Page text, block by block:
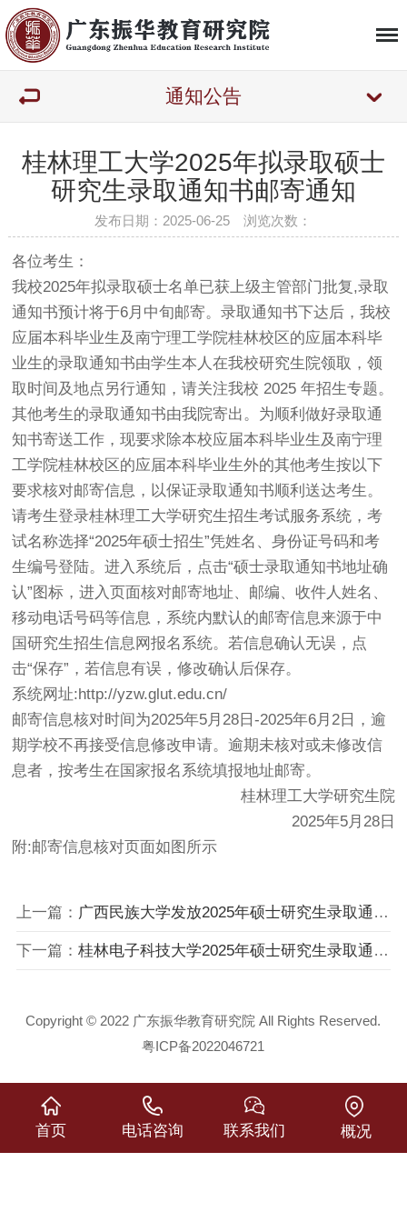
通知公告
桂林理工大学2025年拟录取硕士
研究生录取通知书邮寄通知
发布日期：2025-06-25 浏览次数：
各位考生：
我校2025年拟录取硕士名单已获上级主管部门批复,录取
通知书预计将于6月中旬邮寄。录取通知书下达后，我校
应届本科毕业生及南宁理工学院桂林校区的应届本科毕
业生的录取通知书由学生本人在我校研究生院领取，领
取时间及地点另行通知，请关注我校 2025 年招生专题。
其他考生的录取通知书由我院寄出。为顺利做好录取通
知书寄送工作，现要求除本校应届本科毕业生及南宁理
工学院桂林校区的应届本科毕业生外的其他考生按以下
要求核对邮寄信息，以保证录取通知书顺利送达考生。
请考生登录桂林理工大学研究生招生考试服务系统，考
试名称选择“2025年硕士招生”凭姓名、身份证号码和考
生编号登陆。进入系统后，点击“硕士录取通知书地址确
认”图标，进入页面核对邮寄地址、邮编、收件人姓名、
移动电话号码等信息，系统内默认的邮寄信息来源于中
国研究生招生信息网报名系统。若信息确认无误，点
击“保存”，若信息有误，修改确认后保存。
系统网址:http://yzw.glut.edu.cn/
邮寄信息核对时间为2025年5月28日-2025年6月2日，逾
期学校不再接受信息修改申请。逾期未核对或未修改信
息者，按考生在国家报名系统填报地址邮寄。
桂林理工大学研究生院
2025年5月28日
附:邮寄信息核对页面如图所示
上一篇： 广西民族大学发放2025年硕士研究生录取通知书
下一篇： 桂林电子科技大学2025年硕士研究生录取通知书
Copyright © 2022 广东振华教育研究院 All Rights Reserved.
粤ICP备2022046721
首页 电话咨询 联系我们 概况